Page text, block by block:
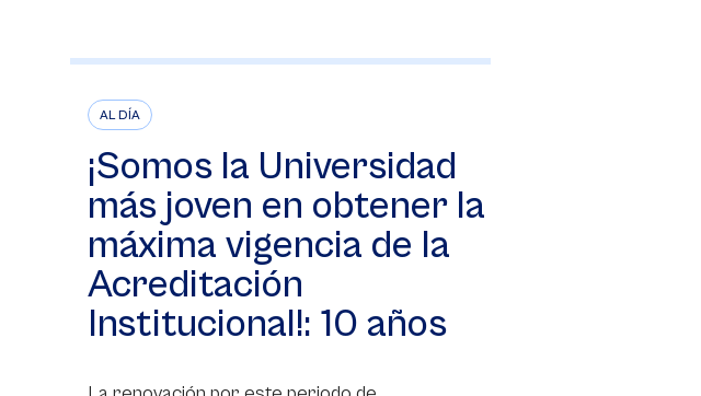
AL DÍA
¡Somos la Universidad
más joven en obtener la
máxima vigencia de la
Acreditación
Institucional!: 10 años